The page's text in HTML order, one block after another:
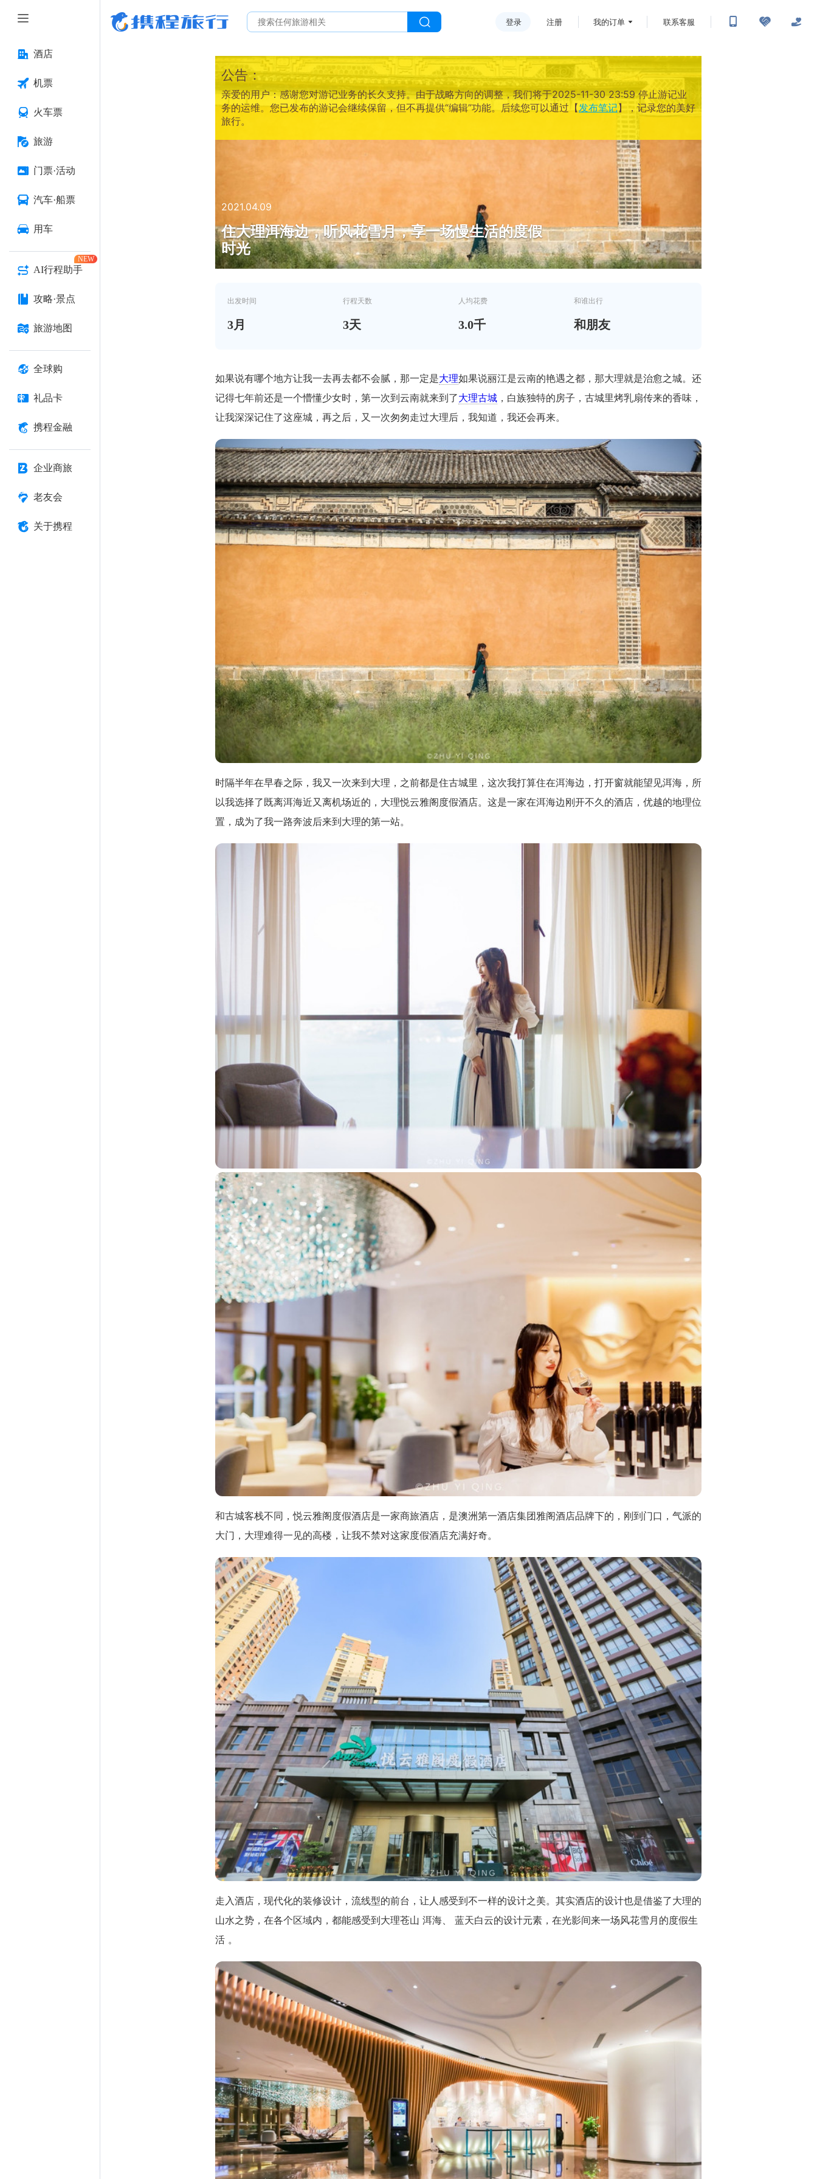
酒店
机票
火车票
旅游
门票·活动
汽车·船票
用车
AI行程助手
NEW
攻略·景点
旅游地图
全球购
礼品卡
携程金融
企业商旅
老友会
关于携程
登录 注册 我的订单 联系客服
公告：
亲爱的用户：感谢您对游记业务的长久支持。由于战略方向的调整，我们将于2025-11-30 23:59 停止游记业
务的运维。您已发布的游记会继续保留，但不再提供“编辑”功能。后续您可以通过【发布笔记】，记录您的美好
旅行。
2021.04.09
住大理洱海边，听风花雪月，享一场慢生活的度假
时光
出发时间
3月
行程天数
3天
人均花费
3.0千
和谁出行
和朋友
如果说有哪个地方让我一去再去都不会腻，那一定是大理如果说丽江是云南的艳遇之都，那大理就是治愈之城。还
记得七年前还是一个懵懂少女时，第一次到云南就来到了大理古城 ，白族独特的房子，古城里烤乳扇传来的香味，
让我深深记住了这座城，再之后，又一次匆匆走过大理后，我知道，我还会再来。
时隔半年在早春之际，我又一次来到大理，之前都是住古城里，这次我打算住在洱海边，打开窗就能望见洱海，所
以我选择了既离洱海近又离机场近的，大理悦云雅阁度假酒店。这是一家在洱海边刚开不久的酒店，优越的地理位
置，成为了我一路奔波后来到大理的第一站。
和古城客栈不同，悦云雅阁度假酒店是一家商旅酒店，是澳洲第一酒店集团雅阁酒店品牌下的，刚到门口，气派的
大门，大理难得一见的高楼，让我不禁对这家度假酒店充满好奇。
走入酒店，现代化的装修设计，流线型的前台，让人感受到不一样的设计之美。其实酒店的设计也是借鉴了大理的
山水之势，在各个区域内，都能感受到大理苍山 洱海、 蓝天白云的设计元素，在光影间来一场风花雪月的度假生
活 。